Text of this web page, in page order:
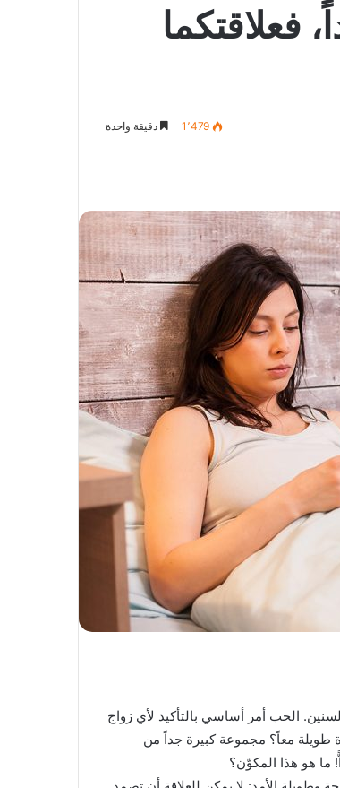
فعلاقتكما
1٬479 دقيقة واحدة
الحب أمر أساسي بالتأكيد لأي زواج
طويلة معاً؟ مجموعة كبيرة جداً من
ما هو هذا المكوّن؟